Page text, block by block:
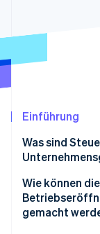
Start-up-
Climate
Einführung
Was sind
Wie können
gemacht